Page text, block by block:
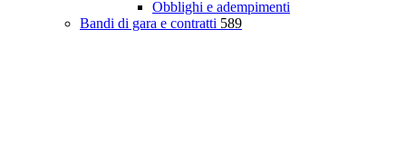
Obblighi e adempimenti
Bandi di gara e contratti 589